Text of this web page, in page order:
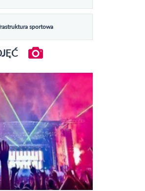
sportowa